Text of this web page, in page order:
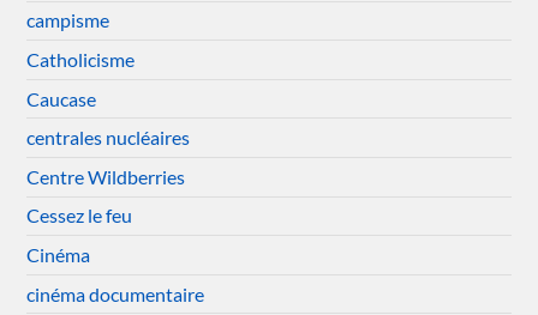
campisme
Catholicisme
Caucase
centrales nucléaires
Centre Wildberries
Cessez le feu
Cinéma
cinéma documentaire